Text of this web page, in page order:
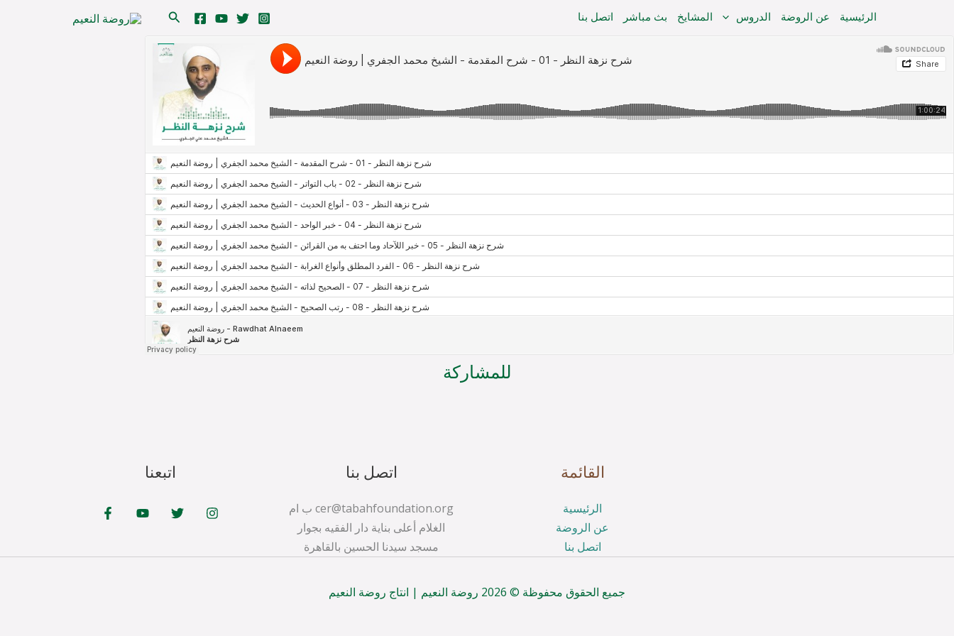
المحتوى
الرئيسية عن الروضة الدروس المشايخ بث مباشر اتصل بنا البحث
للمشاركة
القائمة
الرئيسية
عن الروضة
اتصل بنا
اتصل بنا
cer@tabahfoundation.org ب ام
الغلام أعلى بناية دار الفقيه بجوار
مسجد سيدنا الحسين بالقاهرة
اتبعنا
جميع الحقوق محفوظة © 2026 روضة النعيم | انتاج روضة النعيم